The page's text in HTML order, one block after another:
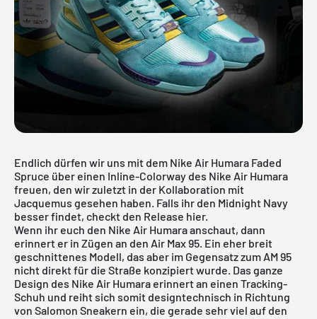
Endlich dürfen wir uns mit dem Nike Air Humara Faded
Spruce über einen Inline-Colorway des Nike Air Humara
freuen, den wir zuletzt in der Kollaboration mit
Jacquemus gesehen haben. Falls ihr den Midnight Navy
besser findet, checkt den Release hier.
Wenn ihr euch den Nike Air Humara anschaut, dann
erinnert er in Zügen an den Air Max 95. Ein eher breit
geschnittenes Modell, das aber im Gegensatz zum AM 95
nicht direkt für die Straße konzipiert wurde. Das ganze
Design des Nike Air Humara erinnert an einen Tracking-
Schuh und reiht sich somit designtechnisch in Richtung
von Salomon Sneakern ein, die gerade sehr viel auf den